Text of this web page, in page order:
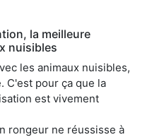
la meilleure
nuisibles
les animaux nuisibles,
C'est pour ça que la
est vivement
rongeur ne réussisse à